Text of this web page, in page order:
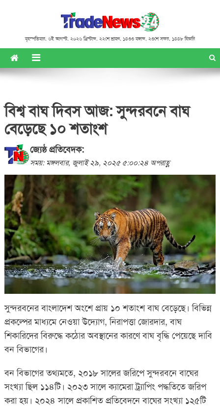
বৃহস্পতিবার, ৬ই আগস্ট, ২০২৬ খ্রিস্টাব্দ, ২২শে শ্রাবণ, ১৪৩৩ বঙ্গাব্দ, ২৩শে সফর, ১৪৪৮ হিজরি
বিশ্ব বাঘ দিবস আজ: সুন্দরবনে বাঘ
বেড়েছে ১০ শতাংশ
জ্যেষ্ঠ প্রতিবেদক:
সময়: মঙ্গলবার, জুলাই ২৯, ২০২৫ ৫:০০:২৪ অপরাহ্ণ
সুন্দরবনের বাংলাদেশ অংশে প্রায় ১০ শতাংশ বাঘ বেড়েছে। বিভিন্ন
প্রকল্পের মাধ্যমে নেওয়া উদ্যোগ, নিরাপত্তা জোরদার, বাঘ
শিকারিদের বিরুদ্ধে কঠোর অবস্থানের কারণে বাঘ বৃদ্ধি পেয়েছে দাবি
বন বিভাগের।
বন বিভাগের তথ্যমতে, ২০১৮ সালের জরিপে সুন্দরবনে বাঘের
সংখ্যা ছিল ১১৪টি। ২০২৩ সালে ক্যামেরা ট্র্যাপিং পদ্ধতিতে জরিপ
করা হয়। ২০২৪ সালে প্রকাশিত প্রতিবেদনে বাঘের সংখ্যা ১২৫টি